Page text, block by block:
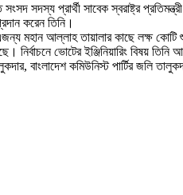
সদস্য প্রার্থী সাবেক স্বরাষ্ট্র
করেন তিনি।
মহান আল্লাহ তায়ালার কাছে লক্ষ
নির্বাচনে ভোটের ইঞ্জিনিয়ারিং বিষয়
কমিউনিস্ট পার্টির জলি